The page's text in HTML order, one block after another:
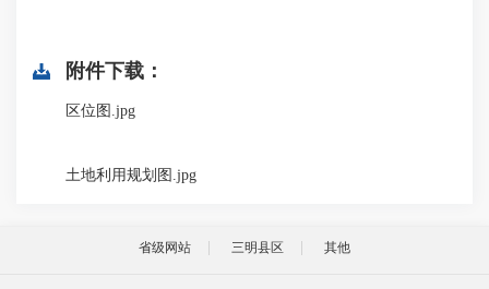
附件下载：
区位图.jpg
土地利用规划图.jpg
省级网站 三明县区 其他